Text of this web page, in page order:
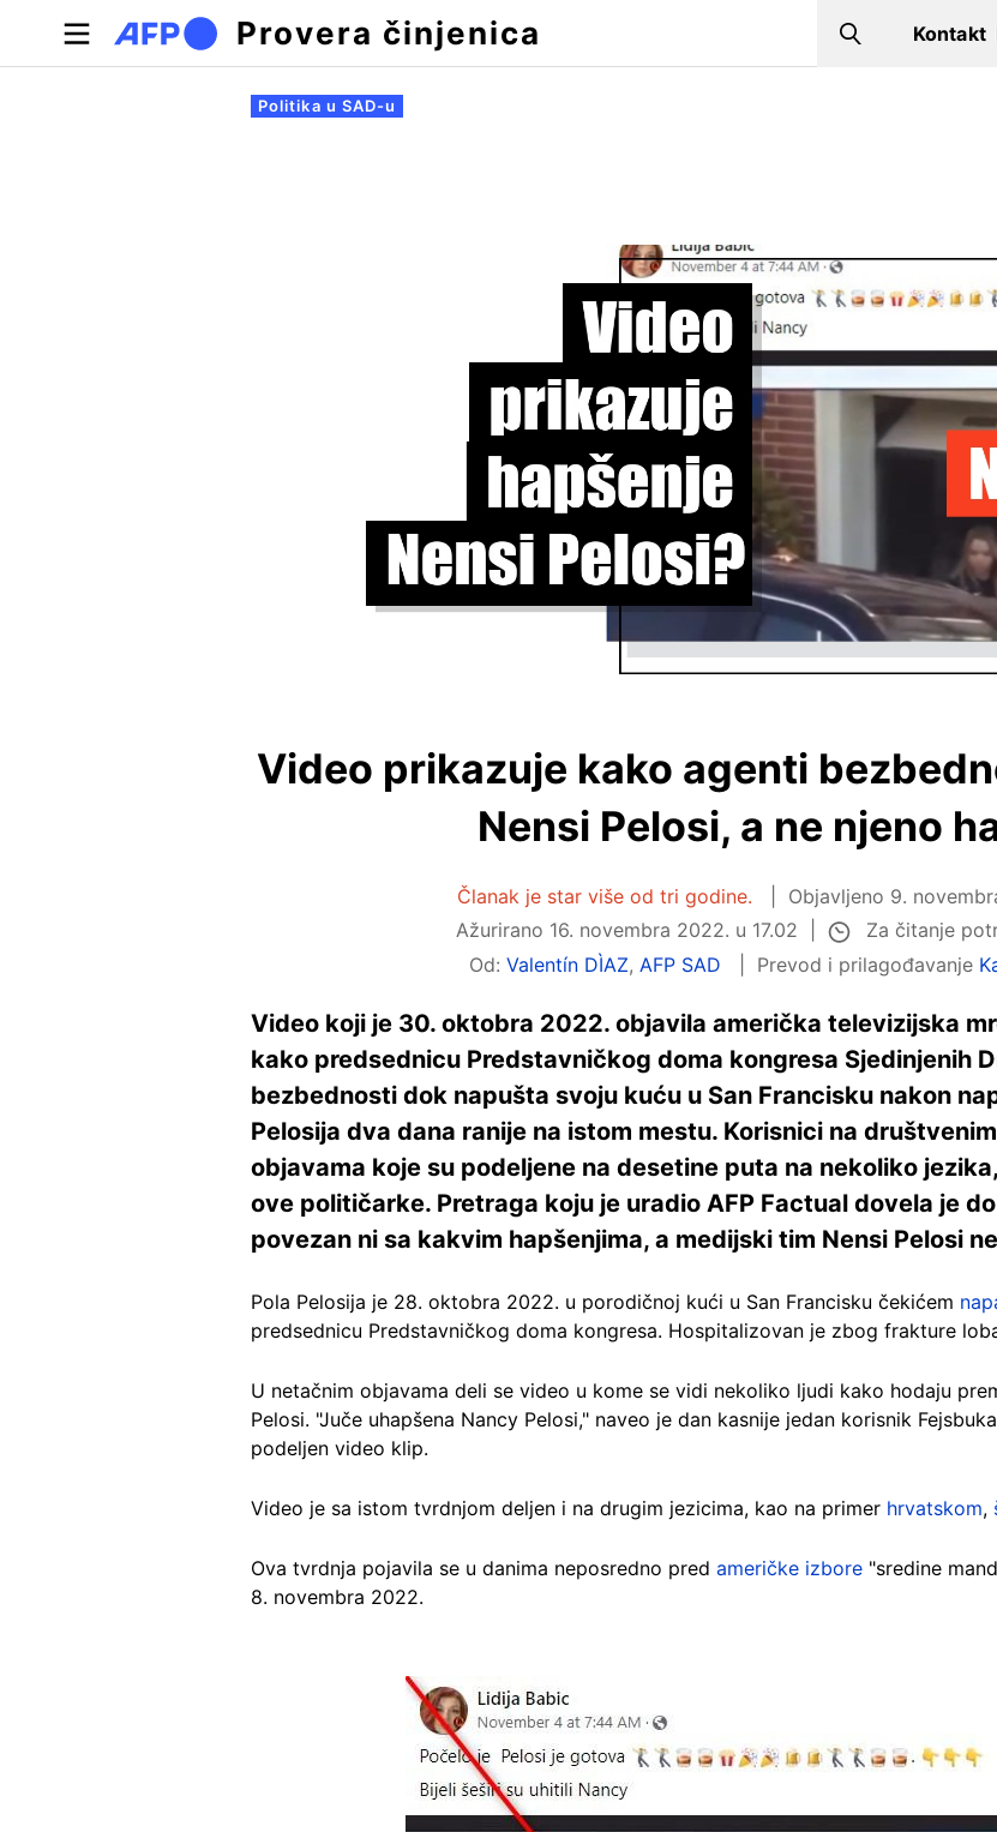
Skip to main content
Provera činjenica Search
Kontakt
Примарни табови
Politika u SAD-u
Video prikazuje kako agenti
Nensi Pelosi, a ne njeno
Članak je star više od tri godine. Objavljeno 9.
Ažurirano 16. novembra 2022. u 17.02
Za čitanje
Od:Valentín DÌAZ, AFP SAD Prevod i prilagođavanje
Video koji je 30. oktobra 2022. objavila američka televizijska
kako predsednicu Predstavničkog doma kongresa Sjedinjenih
bezbednosti dok napušta svoju kuću u San Francisku nakon
Pelosija dva dana ranije na istom mestu. Korisnici na
objavama koje su podeljene na desetine puta na nekoliko
ove političarke. Pretraga koju je uradio AFP Factual dovela je
povezan ni sa kakvim hapšenjima, a medijski tim Nensi Pelosi
Pola Pelosija je 28. oktobra 2022. u porodičnoj kući u San Francisku čekićem
predsednicu Predstavničkog doma kongresa. Hospitalizovan je zbog frakture
U netačnim objavama deli se video u kome se vidi nekoliko ljudi kako hodaju
Pelosi. "Juče uhapšena Nancy Pelosi," naveo je dan kasnije jedan korisnik
podeljen video klip.
Video je sa istom tvrdnjom deljen i na drugim jezicima, kao na primer hrvatskom,
Ova tvrdnja pojavila se u danima neposredno pred američke izbore "sredine
8. novembra 2022.